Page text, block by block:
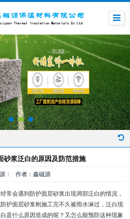
砂浆泛白的原因及防范措施
： 作者：鑫磁源
常会遇到防护面层砂浆出现局部泛白的情况，
护面层砂浆刚施工完不久被雨水淋过，泛白现
是什么原因造成的呢？又怎么能预防这种现象